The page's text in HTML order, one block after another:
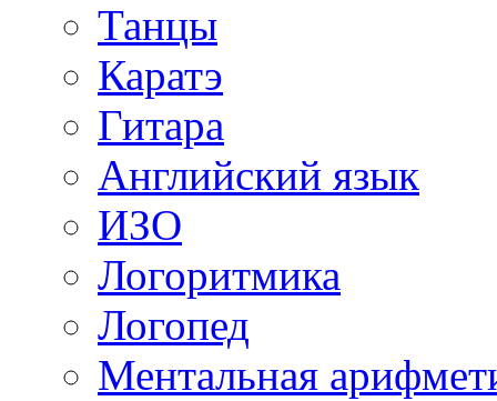
Танцы
Каратэ
Гитара
Английский язык
ИЗО
Логоритмика
Логопед
Ментальная